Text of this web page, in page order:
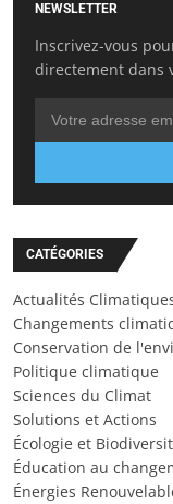
NEWSLETTER
Inscrivez-vous
directement dans
CATÉGORIES
Actualités
Changements
Conservation de
Politique climatique
Sciences du Climat
Solutions et Actions
Écologie et
Éducation au
Énergies